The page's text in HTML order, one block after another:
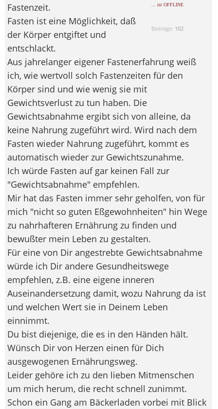
... ist OFFLINE
Beiträge: 102
Fastenzeit.
Fasten ist eine Möglichkeit, daß
der Körper entgiftet und
entschlackt.
Aus jahrelanger eigener Fastenerfahrung weiß
ich, wie wertvoll solch Fastenzeiten für den
Körper sind und wie wenig sie mit
Gewichtsverlust zu tun haben. Die
Gewichtsabnahme ergibt sich von alleine, da
keine Nahrung zugeführt wird. Wird nach dem
Fasten wieder Nahrung zugeführt, kommt es
automatisch wieder zur Gewichtszunahme.
Ich würde Fasten auf gar keinen Fall zur
"Gewichtsabnahme" empfehlen.
Mir hat das Fasten immer sehr geholfen, von für
mich "nicht so guten Eßgewohnheiten" hin Wege
zu nahrhafteren Ernährung zu finden und
bewußter mein Leben zu gestalten.
Für eine von Dir angestrebte Gewichtsabnahme
würde ich Dir andere Gesundheitswege
empfehlen, z.B. eine eigene inneren
Auseinandersetzung damit, wozu Nahrung da ist
und welchen Wert sie in Deinem Leben
einnimmt.
Du bist diejenige, die es in den Händen hält.
Wünsch Dir von Herzen einen für Dich
ausgewogenen Ernährungsweg.
Leider gehöre ich zu den lieben Mitmenschen
um mich herum, die recht schnell zunimmt.
Schon ein Gang am Bäckerladen vorbei mit Blick